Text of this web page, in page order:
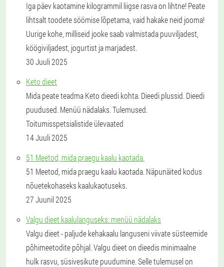
Iga päev kaotamine kilogrammil liigse rasva on lihtne! Peate
lihtsalt toodete söömise lõpetama, vaid hakake neid jooma!
Uurige kohe, milliseid jooke saab valmistada puuviljadest,
köögiviljadest, jogurtist ja marjadest.
30 Juuli 2025
Keto dieet
Mida peate teadma Keto dieedi kohta. Dieedi plussid. Dieedi
puudused. Menüü nädalaks. Tulemused.
Toitumisspetsialistide ülevaated
14 Juuli 2025
51 Meetod, mida praegu kaalu kaotada.
51 Meetod, mida praegu kaalu kaotada. Näpunäited kodus
nõuetekohaseks kaalukaotuseks.
27 Juunil 2025
Valgu dieet kaalulanguseks: menüü nädalaks
Valgu dieet - paljude kehakaalu languseni viivate süsteemide
põhimeetodite põhjal. Valgu dieet on dieedis minimaalne
hulk rasvu, süsivesikute puudumine. Selle tulemusel on